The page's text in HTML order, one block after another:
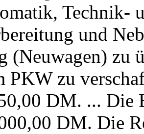
Technik-
und
(Neuwagen) zu
PKW zu
DM. ... Die
DM. Die